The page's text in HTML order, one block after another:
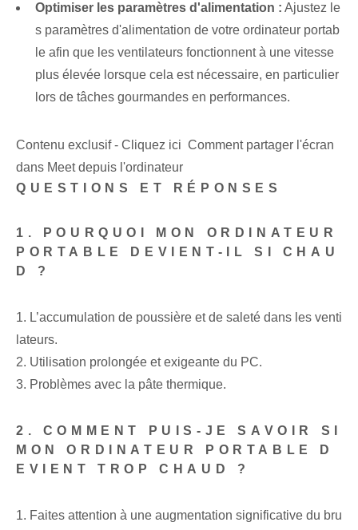
Optimiser les paramètres d'alimentation : Ajustez le
s paramètres d'alimentation de votre ordinateur portab
le afin que les ventilateurs fonctionnent à une vitesse
plus élevée lorsque cela est nécessaire, en particulier
lors de tâches gourmandes en performances.
Contenu exclusif - Cliquez ici Comment partager l'écran
dans Meet depuis l'ordinateur
QUESTIONS ET RÉPONSES
1. POURQUOI MON ORDINATEUR
PORTABLE DEVIENT-IL SI CHAU
D ?
1. L’accumulation de poussière et de saleté dans les venti
lateurs.
2. Utilisation prolongée et exigeante du PC.
3. ⁤Problèmes avec la pâte thermique.
2. COMMENT PUIS-JE SAVOIR SI
MON ORDINATEUR PORTABLE D
EVIENT TROP CHAUD ?
1. Faites attention à une ‌augmentation⁣⁣ significative du bru